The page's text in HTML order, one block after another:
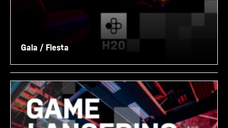
Gala / Fiesta